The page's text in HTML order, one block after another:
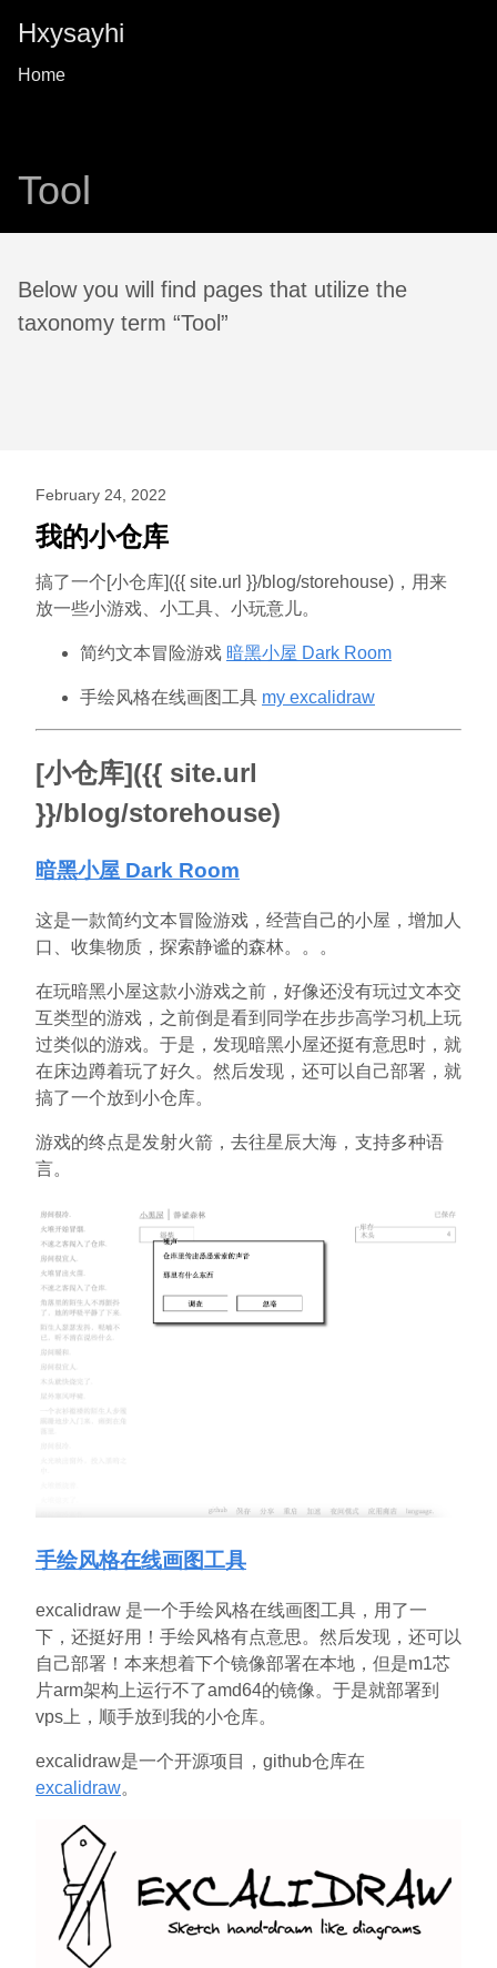
Hxysayhi
Home
Tool
Below you will find pages that utilize the
taxonomy term “Tool”
February 24, 2022
我的小仓库
搞了一个[小仓库]({{ site.url }}/blog/storehouse)，用来
放一些小游戏、小工具、小玩意儿。
简约文本冒险游戏 暗黑小屋 Dark Room
手绘风格在线画图工具 my excalidraw
[小仓库]({{ site.url
}}/blog/storehouse)
暗黑小屋 Dark Room
这是一款简约文本冒险游戏，经营自己的小屋，增加人
口、收集物质，探索静谧的森林。。。
在玩暗黑小屋这款小游戏之前，好像还没有玩过文本交
互类型的游戏，之前倒是看到同学在步步高学习机上玩
过类似的游戏。于是，发现暗黑小屋还挺有意思时，就
在床边蹲着玩了好久。然后发现，还可以自己部署，就
搞了一个放到小仓库。
游戏的终点是发射火箭，去往星辰大海，支持多种语
言。
手绘风格在线画图工具
excalidraw 是一个手绘风格在线画图工具，用了一
下，还挺好用！手绘风格有点意思。然后发现，还可以
自己部署！本来想着下个镜像部署在本地，但是m1芯
片arm架构上运行不了amd64的镜像。于是就部署到
vps上，顺手放到我的小仓库。
excalidraw是一个开源项目，github仓库在
excalidraw。